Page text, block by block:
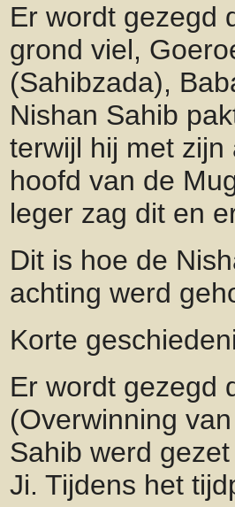
Er wordt gezegd
grond viel,
(Sahibzada),
Nishan Sahib
terwijl hij met
hoofd van de
leger zag dit en
Dit is hoe de
achting werd
Korte
Er wordt gezegd
(Overwinning
Sahib werd
Ji. Tijdens het